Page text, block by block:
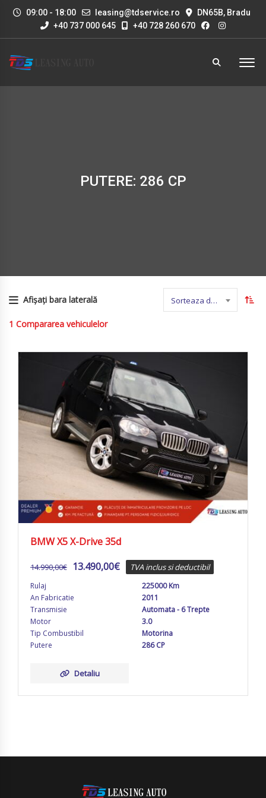
09:00 - 18:00 leasing@tdservice.ro
DN65B, Bradu
+40 737 000 645
+40 728 260 670
PUTERE: 286 CP
Afișați bara laterală Sorteaza dupa nume
1 Compararea vehiculelor
BMW X5 X-Drive 35d
14.990,00€ 13.490,00€ TVA inclus si deductibil
Rulaj
225000 Km
An Fabricatie
2011
Transmisie
Automata - 6 Trepte
Motor
3.0
Tip Combustibil
Motorina
Putere
286 CP
Detaliu